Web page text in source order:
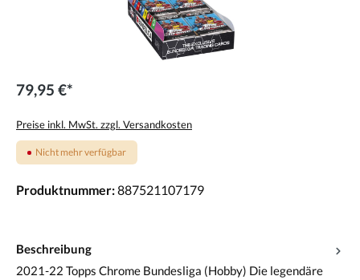
79,95 €*
Preise inkl. MwSt. zzgl. Versandkosten
Nicht mehr verfügbar
Produktnummer:887521107179
Beschreibung
2021-22 Topps Chrome Bundesliga (Hobby) Die legendäre